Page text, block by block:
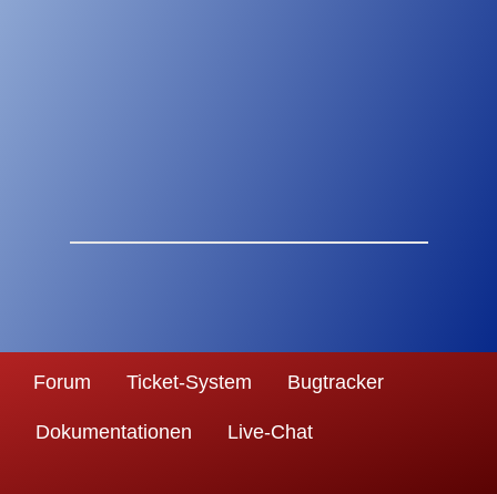
Forum Ticket-System Bugtracker
Dokumentationen Live-Chat